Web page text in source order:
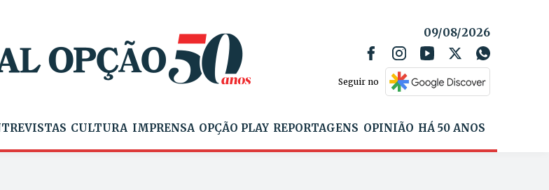
09/08/2026
Seguir no
CULTURA IMPRENSA OPÇÃO PLAY REPORTAGENS OPINIÃO HÁ 50 ANOS